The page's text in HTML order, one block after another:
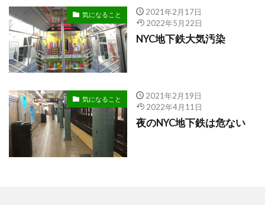
気になること
2021年2月17日
2022年5月22日
NYC地下鉄大気汚染
気になること
2021年2月19日
2022年4月11日
夜のNYC地下鉄は危ない